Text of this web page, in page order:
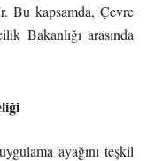
Bu kapsamda, Çevre
Bakanlığı arasında
ayağını teşkil